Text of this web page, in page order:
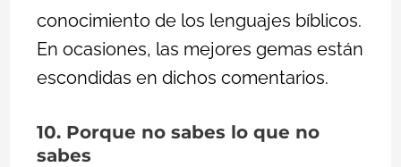
conocimiento de los lenguajes bíblicos.
En ocasiones, las mejores gemas están
escondidas en dichos comentarios.
10. Porque no sabes lo que no
sabes